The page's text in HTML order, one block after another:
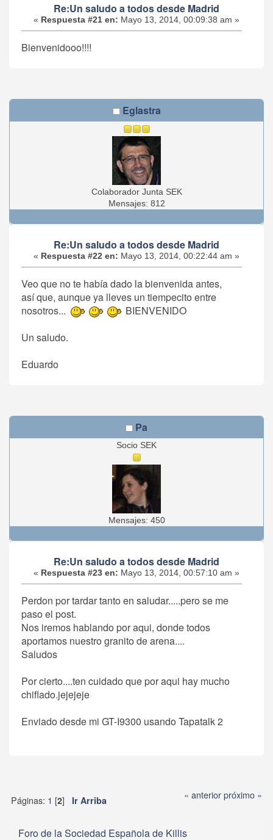
Re:Un saludo a todos desde Madrid
« Respuesta #21 en: Mayo 13, 2014, 00:09:38 am »
Bienvenidooo!!!!
Eglastra
Colaborador Junta SEK
Mensajes: 812
Re:Un saludo a todos desde Madrid
« Respuesta #22 en: Mayo 13, 2014, 00:22:44 am »
Veo que no te había dado la bienvenida antes,
así que, aunque ya lleves un tiempecito entre
nosotros...
BIENVENIDO
Un saludo.
Eduardo
Pa
Socio SEK
Mensajes: 450
Re:Un saludo a todos desde Madrid
« Respuesta #23 en: Mayo 13, 2014, 00:57:10 am »
Perdon por tardar tanto en saludar.....pero se me
paso el post.
Nos iremos hablando por aqui, donde todos
aportamos nuestro granito de arena....
Saludos
Por cierto....ten cuidado que por aqui hay mucho
chiflado.jejejeje
Enviado desde mi GT-I9300 usando Tapatalk 2
Páginas: 1 [2] Ir Arriba « anteriorpróximo »
Foro de la Sociedad Española de Killis